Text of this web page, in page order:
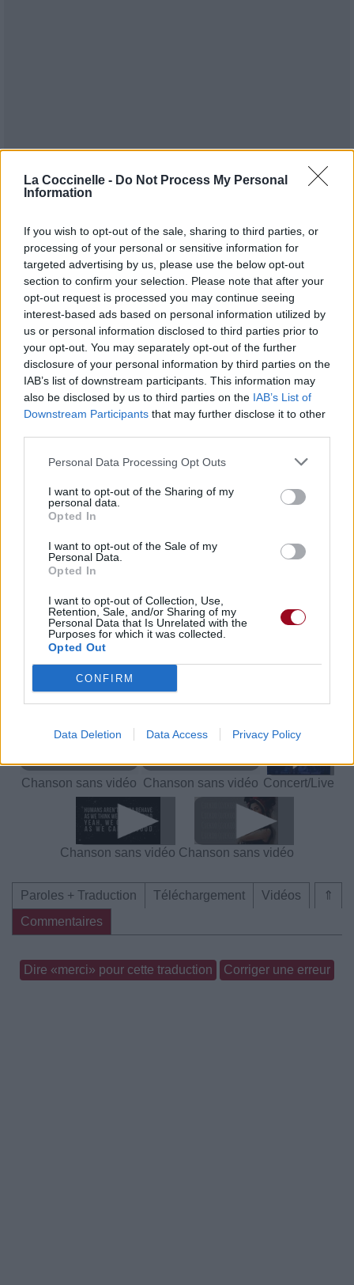
La Coccinelle - Do Not Process My Personal
Information
If you wish to opt-out of the sale, sharing to third parties, or
processing of your personal or sensitive information for
targeted advertising by us, please use the below opt-out
section to confirm your selection. Please note that after your
opt-out request is processed you may continue seeing
interest-based ads based on personal information utilized by
us or personal information disclosed to third parties prior to
your opt-out. You may separately opt-out of the further
disclosure of your personal information by third parties on the
IAB’s list of downstream participants. This information may
also be disclosed by us to third parties on the IAB’s List of
Downstream Participants that may further disclose it to other
Personal Data Processing Opt Outs
I want to opt-out of the Sharing of my
personal data.
Opted In
I want to opt-out of the Sale of my
Personal Data.
Opted In
I want to opt-out of Collection, Use,
Retention, Sale, and/or Sharing of my
Personal Data that Is Unrelated with the
Purposes for which it was collected.
Opted Out
CONFIRM
Data Deletion Data Access Privacy Policy
Publié parOya
Chanteurs :
Marina (Marina & The
Diamonds)
Albums : The Family Jewels
Paroles + Traduction Téléchargement
Vidéos
Commentaires
Pour prolonger le plaisir musical :
Vous aimez chanter, apprenez la guitare chez
Télécharger légalement les MP3 ou trouver le CD sur
Trouver un instrument de musique ou une partition au
meilleur prix sur
Paroles + Traduction Téléchargement
Vidéos
Commentaires
Voir la vidéo de «Rootless»
Chanson sans vidéo Chanson sans vidéo Concert/Live
Chanson sans vidéo Chanson sans vidéo
⇑
Paroles + Traduction Téléchargement
Vidéos
Commentaires
Dire «merci» pour cette traduction Corriger une erreur